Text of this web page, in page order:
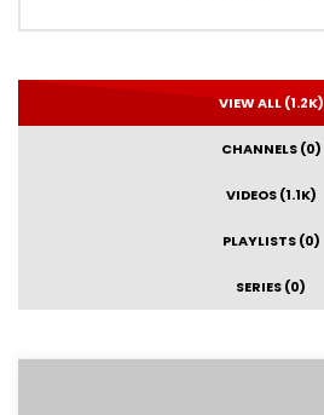
VIEW ALL (1.2K)
CHANNELS (0)
VIDEOS (1.1K)
PLAYLISTS (0)
SERIES (0)